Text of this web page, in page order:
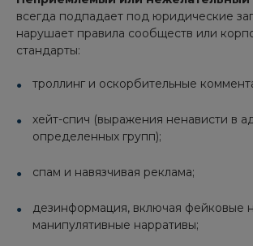
всегда подпадает под юридические
нарушает правила сообществ или
стандарты:
троллинг и оскорбительные
хейт-спич (выражения ненависти в
определенных групп);
спам и навязчивая реклама;
дезинформация, включая фейковые
манипулятивные нарративы;